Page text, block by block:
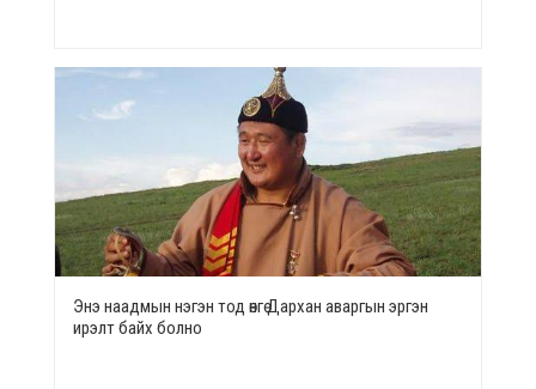
Энэ наадмын нэгэн тод өнгө Дархан аваргын эргэн
ирэлт байх болно